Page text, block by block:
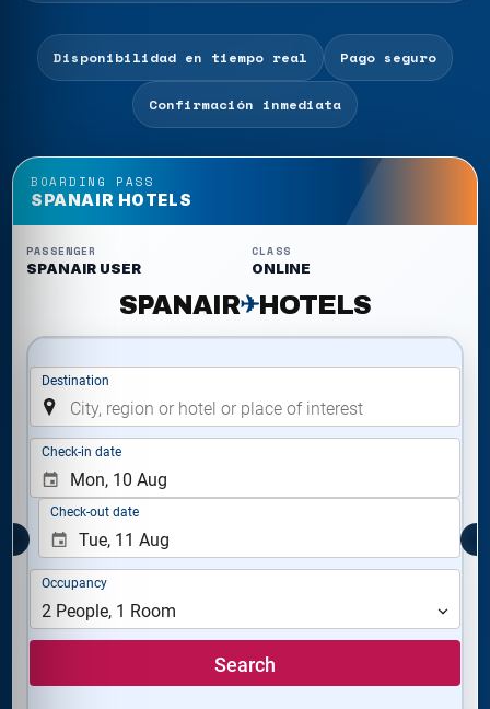
Disponibilidad en tiempo real Pago seguro
Confirmación inmediata
BOARDING PASS
SPANAIR HOTELS
PASSENGER
SPANAIR USER
CLASS
ONLINE
SPANAIR✈HOTELS